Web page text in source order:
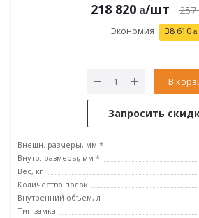
218 820 /шт 257
Экономия 38 610
В
Запросить
Внешн. размеры, мм *
Внутр. размеры, мм *
Вес, кг
Количество полок
Внутренний объем, л
Тип замка